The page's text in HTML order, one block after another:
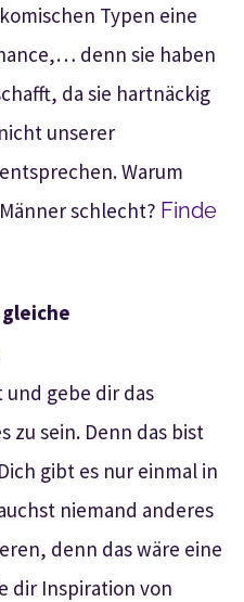
Typen eine
denn sie haben
da sie hartnäckig
unserer
Warum
schlecht? Finde
und gebe dir das
zu sein. Denn das bist
gibt es nur einmal in
niemand anderes
denn das wäre eine
dir Inspiration von